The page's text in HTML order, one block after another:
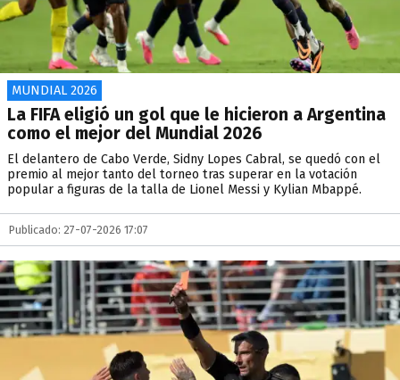
MUNDIAL 2026
La FIFA eligió un gol que le hicieron a Argentina
como el mejor del Mundial 2026
El delantero de Cabo Verde, Sidny Lopes Cabral, se quedó con el
premio al mejor tanto del torneo tras superar en la votación
popular a figuras de la talla de Lionel Messi y Kylian Mbappé.
Publicado: 27-07-2026 17:07